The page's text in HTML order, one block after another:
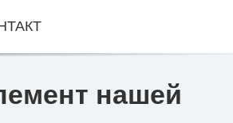
нашей